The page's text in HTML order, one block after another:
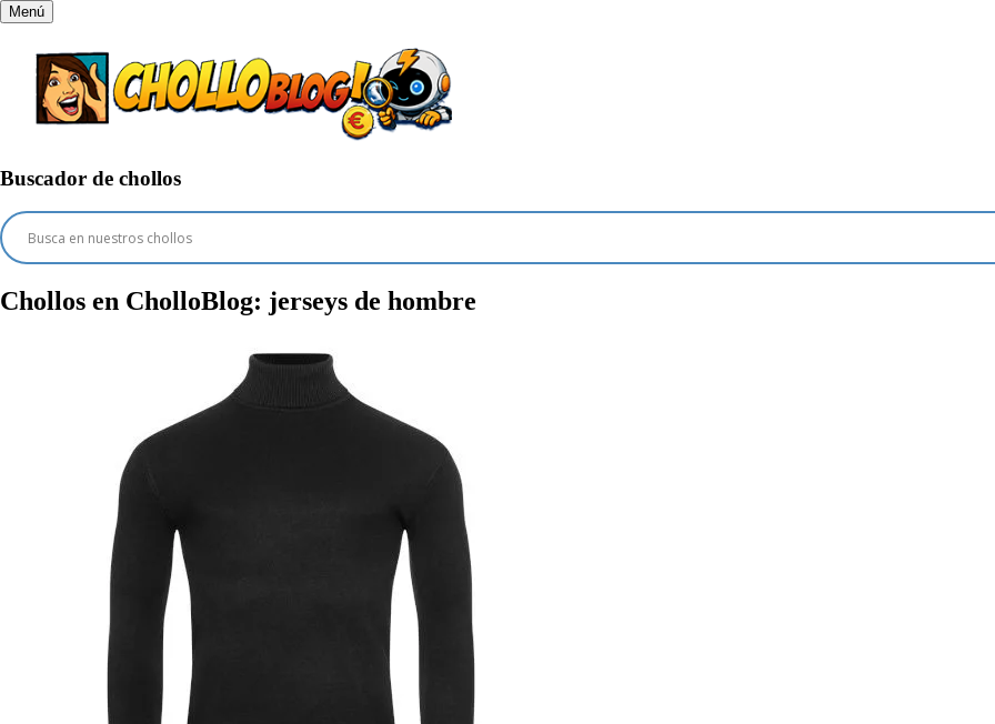
Menú
Buscador de chollos
Chollos en CholloBlog: jerseys de hombre